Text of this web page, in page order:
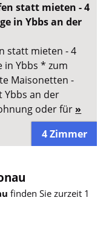
statt mieten - 4
in Ybbs an der
statt mieten - 4
in Ybbs * zum
Maisonetten -
Ybbs an der
oder für »
4 Zimmer
finden Sie zurzeit 1